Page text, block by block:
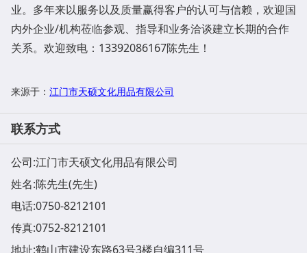
业。多年来以服务以及质量赢得客户的认可与信赖，欢迎国
内外企业/机构莅临参观、指导和业务洽谈建立长期的合作
关系。欢迎致电：13392086167陈先生！
来源于： 江门市天硕文化用品有限公司
联系方式
公司:江门市天硕文化用品有限公司
姓名:陈先生(先生)
电话:0750-8212101
传真:0752-8212101
地址:鹤山市建设东路63号3楼自编311号